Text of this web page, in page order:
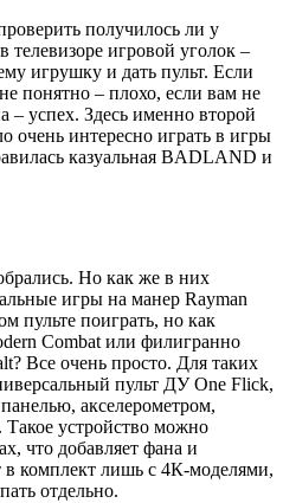
получилось ли у
телевизоре игровой уголок ‒
игрушку и дать пульт. Если
понятно ‒ плохо, если вам не
‒ успех. Здесь именно второй
очень интересно играть в игры
казуальная BADLAND и
Но как же в них
игры на манер Rayman
пульте поиграть, но как
Combat или филигранно
Все очень просто. Для таких
пульт ДУ One Flick,
акселерометром,
устройство можно
что добавляет фана и
в комплект лишь с 4К-моделями,
отдельно.